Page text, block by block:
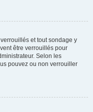
et tout sondage y
être verrouillés pour
Selon les
pouvez ou non verrouiller